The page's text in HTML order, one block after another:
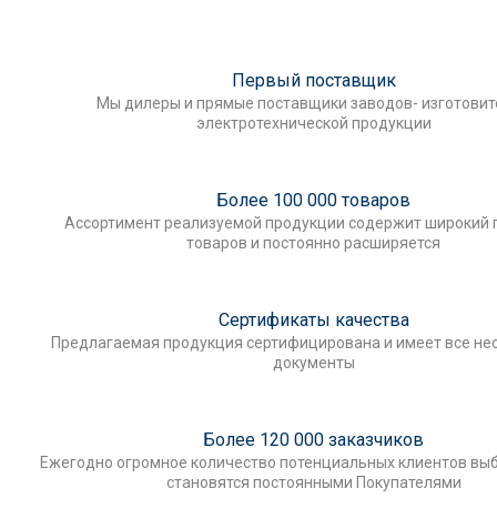
Первый поставщик
Мы дилеры и прямые поставщики заводов-
электротехнической продукции
Более 100 000 товаров
Ассортимент реализуемой продукции содержит широкий
товаров и постоянно расширяется
Сертификаты качества
Предлагаемая продукция сертифицирована и имеет все
документы
Более 120 000 заказчиков
Ежегодно огромное количество потенциальных клиентов
становятся постоянными Покупателями